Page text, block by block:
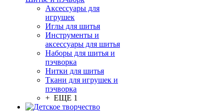
Аксессуары для
игрушек
Иглы для шитья
Инструменты и
аксессуары для шитья
Наборы для шитья и
пэчворка
Нитки для шитья
Ткани для игрушек и
пэчворка
+ ЕЩЕ 1